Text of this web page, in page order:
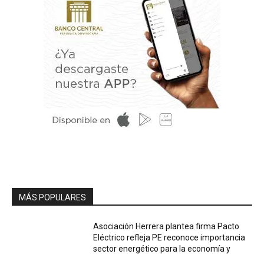
MÁS POPULARES
Asociación Herrera plantea firma Pacto
Eléctrico refleja PE reconoce importancia
sector energético para la economía y